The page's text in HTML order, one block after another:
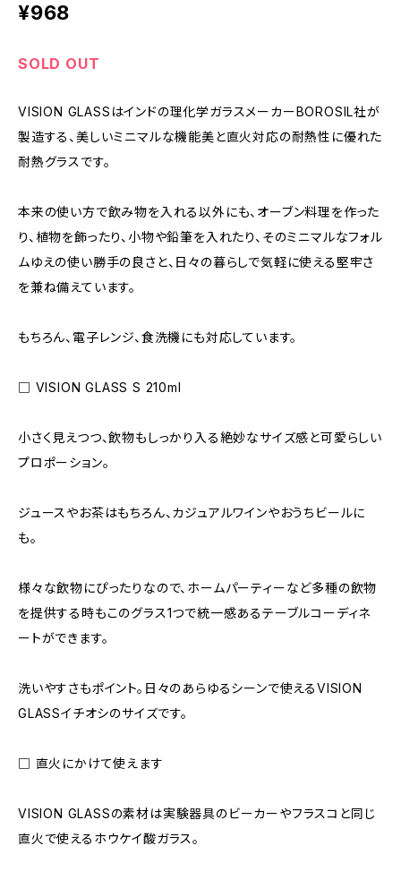
¥968
SOLD OUT
VISION GLASSはインドの理化学ガラスメーカーBOROSIL社が
製造する、美しいミニマルな機能美と直火対応の耐熱性に優れた
耐熱グラスです。
本来の使い方で飲み物を入れる以外にも、オーブン料理を作った
り、植物を飾ったり、小物や鉛筆を入れたり、そのミニマルなフォル
ムゆえの使い勝手の良さと、日々の暮らしで気軽に使える堅牢さ
を兼ね備えています。
もちろん、電子レンジ、食洗機にも対応しています。
□ VISION GLASS S 210ml
小さく見えつつ、飲物もしっかり入る絶妙なサイズ感と可愛らしい
プロポーション。
ジュースやお茶はもちろん、カジュアルワインやおうちビールに
も。
様々な飲物にぴったりなので、ホームパーティーなど多種の飲物
を提供する時もこのグラス1つで統一感あるテーブルコーディネ
ートができます。
洗いやすさもポイント。日々のあらゆるシーンで使えるVISION
GLASSイチオシのサイズです。
□ 直火にかけて使えます
VISION GLASSの素材は実験器具のビーカーやフラスコと同じ
直火で使えるホウケイ酸ガラス。